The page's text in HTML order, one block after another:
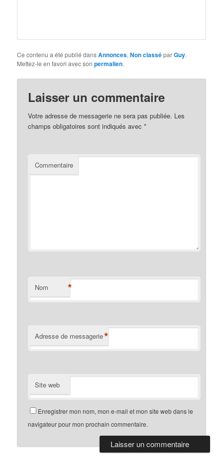
Ce contenu a été publié dansAnnonces,Non classéparGuy.
Mettez-le en favori avec sonpermalien.
Laisser un commentaire
Votre adresse de messagerie ne sera pas publiée. Les
champs obligatoires sont indiqués avec*
Commentaire
Nom *
Adresse de messagerie*
Site web
Enregistrer mon nom, mon e-mail et mon site web dans le
navigateur pour mon prochain commentaire.